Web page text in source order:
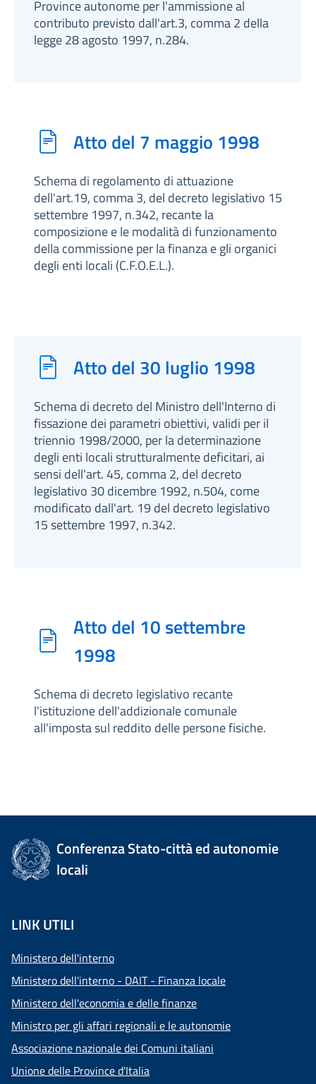
Province autonome per l'ammissione al
contributo previsto dall'art.3, comma 2 della
legge 28 agosto 1997, n.284.
Atto del 7 maggio 1998
Schema di regolamento di attuazione
dell'art.19, comma 3, del decreto legislativo 15
settembre 1997, n.342, recante la
composizione e le modalità di funzionamento
della commissione per la finanza e gli organici
degli enti locali (C.F.O.E.L.).
Atto del 30 luglio 1998
Schema di decreto del Ministro dell'Interno di
fissazione dei parametri obiettivi, validi per il
triennio 1998/2000, per la determinazione
degli enti locali strutturalmente deficitari, ai
sensi dell'art. 45, comma 2, del decreto
legislativo 30 dicembre 1992, n.504, come
modificato dall'art. 19 del decreto legislativo
15 settembre 1997, n.342.
Atto del 10 settembre
1998
Schema di decreto legislativo recante
l'istituzione dell'addizionale comunale
all'imposta sul reddito delle persone fisiche.
Conferenza Stato-città ed autonomie
locali
LINK UTILI
Ministero dell'interno
Ministero dell'interno - DAIT - Finanza locale
Ministero dell'economia e delle finanze
Ministro per gli affari regionali e le autonomie
Associazione nazionale dei Comuni italiani
Unione delle Province d'Italia